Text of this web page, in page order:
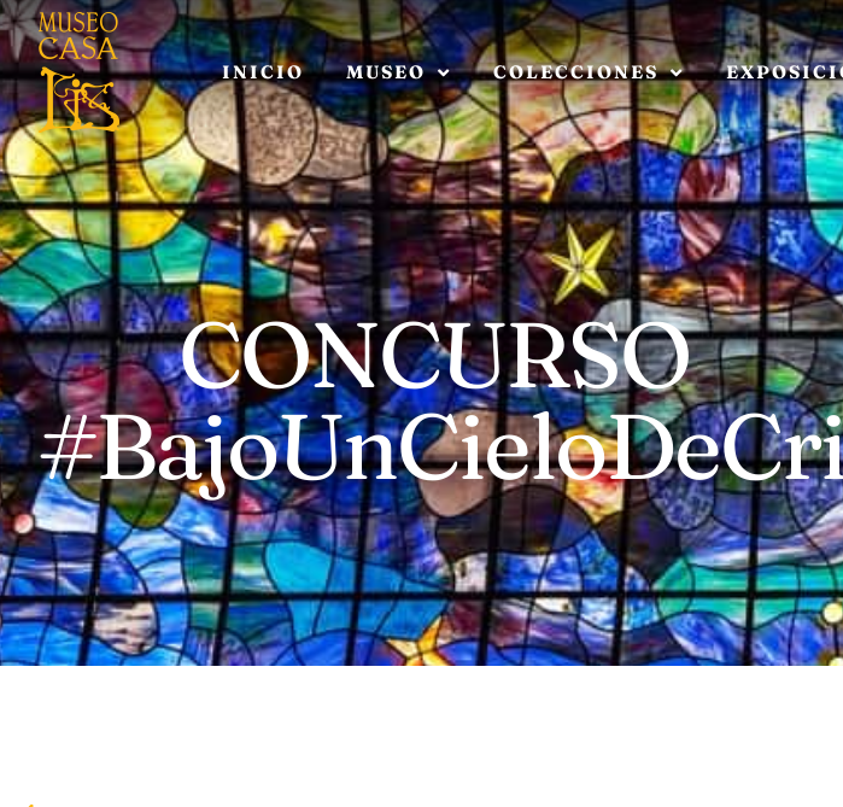
INICIO MUSEO COLECCIONES
CONCURSO